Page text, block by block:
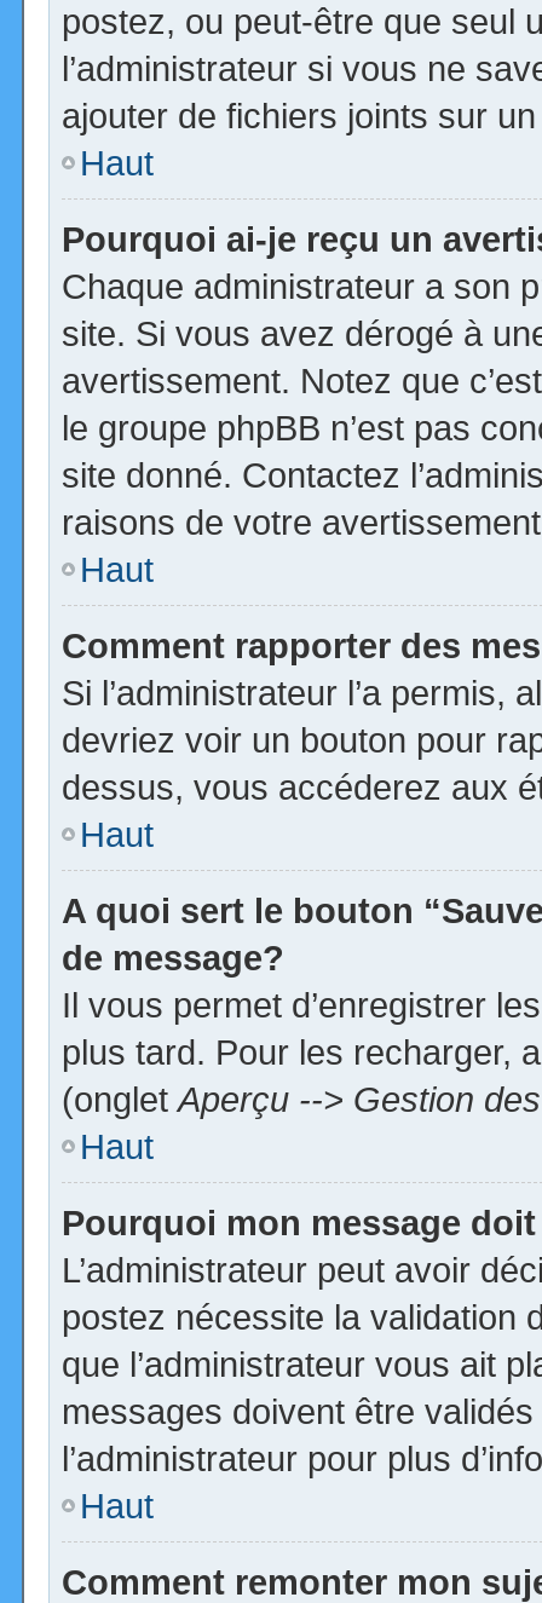
postez, ou peut-être que seul
l’administrateur si vous ne
ajouter de fichiers joints sur
Haut
Pourquoi ai-je reçu un
Chaque administrateur a son
site. Si vous avez dérogé à
avertissement. Notez que
le groupe phpBB n’est pas
site donné. Contactez
raisons de votre
Haut
Comment rapporter des
Si l’administrateur l’a permis,
devriez voir un bouton pour
dessus, vous accéderez aux
Haut
A quoi sert le bouton
de message?
Il vous permet d’enregistrer
plus tard. Pour les recharger,
(ongletAperçu --> Gestion
Haut
Pourquoi mon message
L’administrateur peut avoir
postez nécessite la validation
que l’administrateur vous ait
messages doivent être
l’administrateur pour plus
Haut
Comment remonter mon